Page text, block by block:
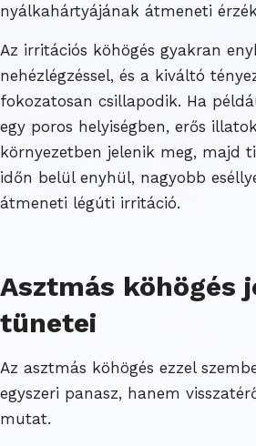
nyálkahártyájának átmeneti
Az irritációs köhögés gyakran
nehézlégzéssel, és a kiváltó
fokozatosan csillapodik. Ha
egy poros helyiségben, erős
környezetben jelenik meg, majd
időn belül enyhül, nagyobb
átmeneti légúti irritáció.
Asztmás köhögés
tünetei
Az asztmás köhögés ezzel
egyszeri panasz, hanem
mutat.